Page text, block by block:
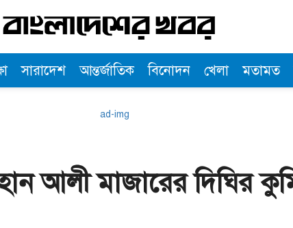
সারাদেশ আন্তর্জাতিক বিনোদন খেলা মতামত
আলী মাজারের দিঘির